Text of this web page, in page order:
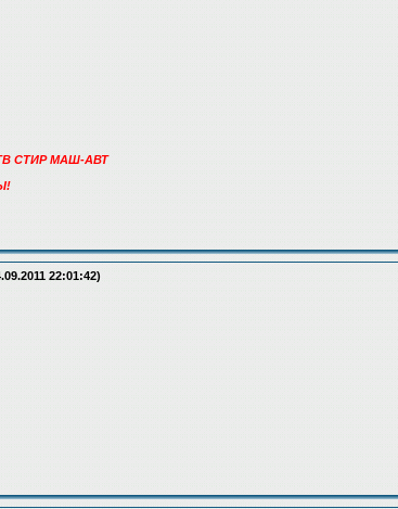
СТИР МАШ-АВТ
22:01:42)